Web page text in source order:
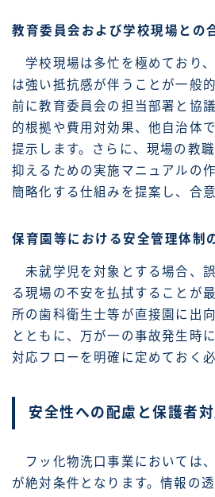
教育委員会および学校現場との
学校現場は多忙を極めており
は強い抵抗感が伴うことが一般
前に教育委員会の担当部署と協
的根拠や費用対効果、他自治体
提示します。さらに、現場の教
抑えるための実施マニュアルの
簡略化する仕組みを提案し、合
保育園等における安全管理体制
未就学児を対象とする場合、
る現場の不安を払拭することが
所の歯科衛生士等が直接園に出
とともに、万が一の事故発生時
対応フローを明確に定めておく
安全性への配慮と保護者
フッ化物洗口事業においては
が絶対条件となります。情報の